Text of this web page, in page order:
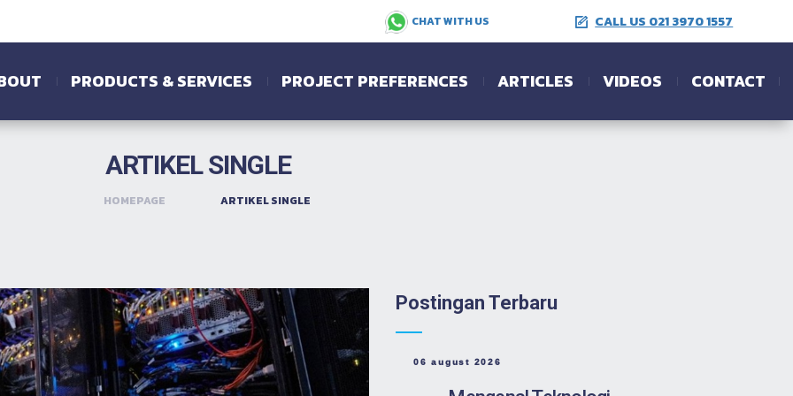
CHAT WITH US CALL US 021 3970 1557
PRODUCTS & SERVICES PROJECT PREFERENCES ARTICLES VIDEOS CONTACT
ARTIKEL SINGLE
HOMEPAGE ARTIKEL SINGLE
Postingan Terbaru
06 august 2026